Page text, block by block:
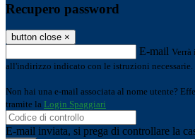
Recupero password
button close ×
E-mail Verrà
all'indirizzo indicato con le istruzioni necessarie.
Non hai una e-mail associata al nome utente?
tramite la Login Spaggiari
E-mail inviata, si prega di controllare la